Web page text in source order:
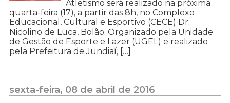
Atletismo será realizado na próxima
quarta-feira (17), a partir das 8h, no Complexo
Educacional, Cultural e Esportivo (CECE) Dr.
Nicolino de Luca, Bolão. Organizado pela Unidade
de Gestão de Esporte e Lazer (UGEL) e realizado
pela Prefeitura de Jundiaí, […]
sexta-feira, 08 de abril de 2016